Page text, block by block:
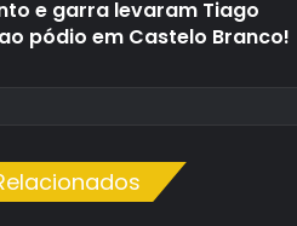
e garra levaram Tiago
pódio em Castelo Branco!